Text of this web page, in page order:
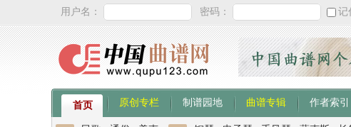
用户名： 密码： 记
首页 原创专栏 制谱园地 曲谱专辑 作者索引